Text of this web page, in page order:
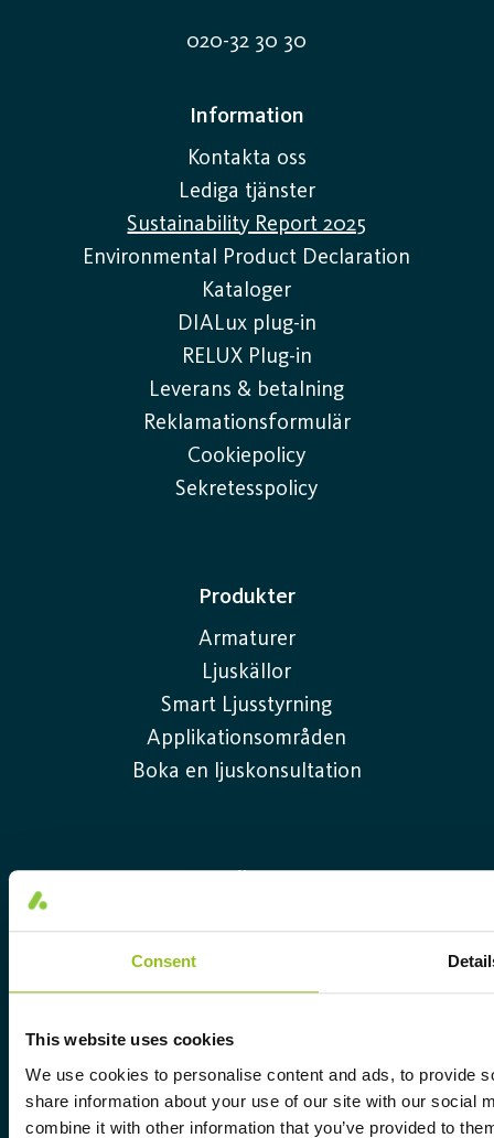
Consent
This website uses cookies
We use cookies to personalise content and ads, to provide
share information about your use of our site with our social
combine it with other information that you’ve provided to
020-32 30 30
Information
Kontakta oss
Lediga tjänster
Sustainability Report 2025
Environmental Product Declaration
Kataloger
DIALux plug-in
RELUX Plug-in
Leverans & betalning
Reklamationsformulär
Cookiepolicy
Sekretesspolicy
Produkter
Armaturer
Ljuskällor
Smart Ljusstyrning
Applikationsområden
Boka en ljuskonsultation